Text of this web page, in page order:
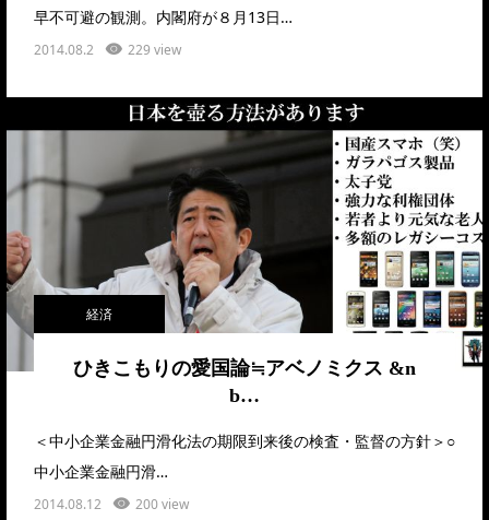
早不可避の観測。内閣府が８月13日…
2014.08.2 229 view
経済
ひきこもりの愛国論≒アベノミクス &n
b…
＜中小企業金融円滑化法の期限到来後の検査・監督の方針＞○
中小企業金融円滑…
2014.08.12 200 view